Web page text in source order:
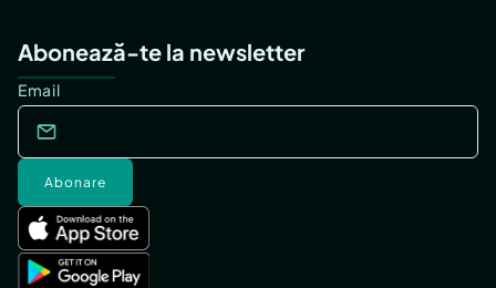
Abonează-te la newsletter
Email
Abonare